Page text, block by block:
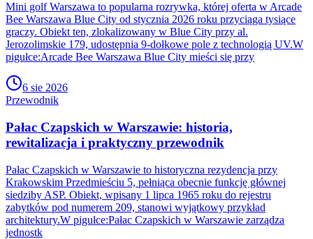
Mini golf Warszawa to popularna rozrywka, której oferta w Arcade
Bee Warszawa Blue City od stycznia 2026 roku przyciąga tysiące
graczy. Obiekt ten, zlokalizowany w Blue City przy al.
Jerozolimskie 179, udostępnia 9-dołkowe pole z technologią UV.W
pigułce:Arcade Bee Warszawa Blue City mieści się przy
6 sie 2026
Przewodnik
Pałac Czapskich w Warszawie: historia,
rewitalizacja i praktyczny przewodnik
Pałac Czapskich w Warszawie to historyczna rezydencja przy
Krakowskim Przedmieściu 5, pełniąca obecnie funkcję głównej
siedziby ASP. Obiekt, wpisany 1 lipca 1965 roku do rejestru
zabytków pod numerem 209, stanowi wyjątkowy przykład
architektury.W pigułce:Pałac Czapskich w Warszawie zarządza
jednostk